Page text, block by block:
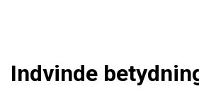
Indvinde